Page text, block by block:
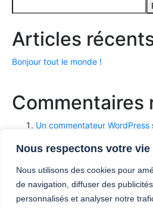
Nous respectons votre vie
Nous utilisons des cookies pour
de navigation, diffuser des
personnalisés et analyser notre
Articles
Bonjour tout le monde !
Commentaires
Un commentateur WordPress
CGV Règlement Intérieur